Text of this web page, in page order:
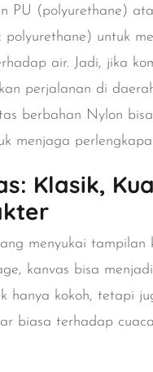
PU (polyurethane)
polyurethane) untuk
air. Jadi, jika
perjalanan di
berbahan Nylon
menjaga
Klasik,
menyukai tampilan
kanvas bisa
hanya kokoh, tetapi
biasa terhadap